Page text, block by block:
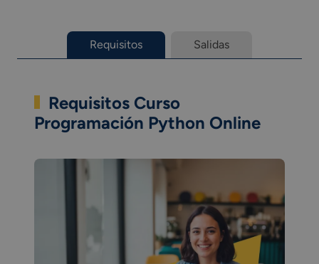
Requisitos Salidas
Requisitos Curso
Programación Python Online